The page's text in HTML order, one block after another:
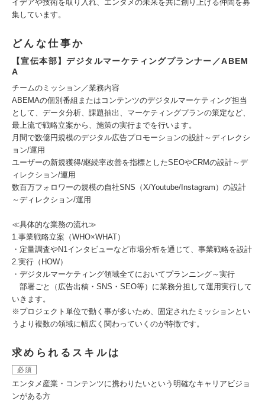
イデアや技術を取り入れ、エンタメの未来を共に創り上げる仲間を募
集しています。
どんな仕事か
【宣伝本部】デジタルマーケティングプランナー／ABEM
A
チームのミッション／業務内容
ABEMAの個別番組またはコンテンツのデジタルマーケティング担当
として、データ分析、課題抽出、マーケティングプランの策定など、
最上流で戦略立案から、施策の実行までを行います。
月間で数億円規模のデジタル広告プロモーションの設計～ディレクシ
ョン/運用
ユーザーの新規獲得/継続率改善を指標としたSEOやCRMの設計～デ
ィレクション/運用
数百万フォロワーの規模の自社SNS（X/Youtube/Instagram）の設計
～ディレクション/運用
≪具体的な業務の流れ≫
1.事業戦略立案（WHO×WHAT）
・定量調査やN1インタビューなど市場分析を通じて、事業戦略を設計
2.実行（HOW）
・デジタルマーケティング領域全てにおいてプランニング～実行
部署ごと（広告出稿・SNS・SEO等）に業務分担して運用実行して
いきます。
※プロジェクト単位で動く事が多いため、固定されたミッションとい
うより複数の領域に幅広く関わっていくのが特徴です。
求められるスキルは
必須
エンタメ産業・コンテンツに携わりたいという明確なキャリアビジョ
ンがある方